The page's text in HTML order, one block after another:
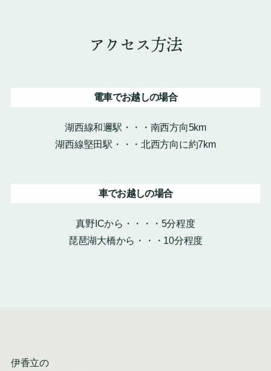
アクセス方法
電車でお越しの場合
湖西線和邇駅・・・南西方向5km
湖西線堅田駅・・・北西方向に約7km
車でお越しの場合
真野ICから・・・・5分程度
琵琶湖大橋から・・・10分程度
伊香立の